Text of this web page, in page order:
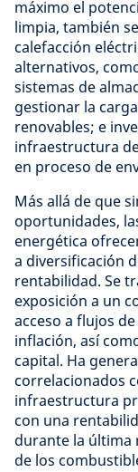
máximo el
limpia, también
calefacción
alternativos,
sistemas de
gestionar la
renovables; e
infraestructura
en proceso de
Más allá de que
oportunidades,
energética
a diversificación
rentabilidad. Se
exposición a un
acceso a flujos
inflación, así
capital. Ha
correlacionados
infraestructura
con una
durante la última
de los